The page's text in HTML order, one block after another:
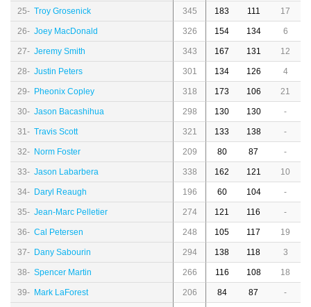
25- Troy Grosenick 345 183 111 17
26- Joey MacDonald 326 154 134 6
27- Jeremy Smith 343 167 131 12
28- Justin Peters 301 134 126 4
29- Pheonix Copley 318 173 106 21
30- Jason Bacashihua 298 130 130 -
31- Travis Scott 321 133 138 -
32- Norm Foster 209 80 87 -
33- Jason Labarbera 338 162 121 10
34- Daryl Reaugh 196 60 104 -
35- Jean-Marc Pelletier 274 121 116 -
36- Cal Petersen 248 105 117 19
37- Dany Sabourin 294 138 118 3
38- Spencer Martin 266 116 108 18
39- Mark LaForest 206 84 87 -